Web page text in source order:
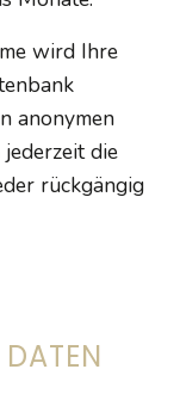
wird Ihre
anonymen
die
rückgängig